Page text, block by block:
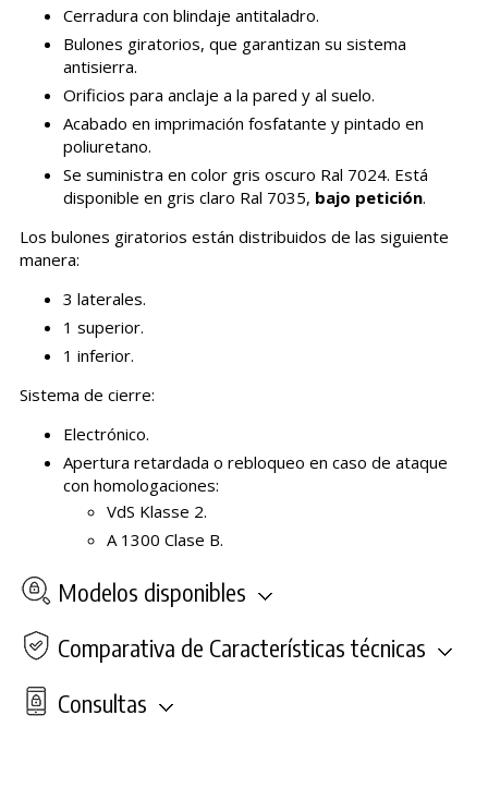
Cerradura con blindaje antitaladro.
Bulones giratorios, que garantizan su sistema
antisierra.
Orificios para anclaje a la pared y al suelo.
Acabado en imprimación fosfatante y pintado en
poliuretano.
Se suministra en color gris oscuro Ral 7024. Está
disponible en gris claro Ral 7035, bajo petición.
Los bulones giratorios están distribuidos de las siguiente
manera:
3 laterales.
1 superior.
1 inferior.
Sistema de cierre:
Electrónico.
Apertura retardada o rebloqueo en caso de ataque
con homologaciones:
VdS Klasse 2.
A 1300 Clase B.
Modelos disponibles
Comparativa de Características técnicas
Consultas